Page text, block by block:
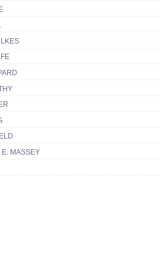
MASSEY